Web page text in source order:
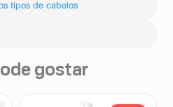
tipos de cabelos
gostar